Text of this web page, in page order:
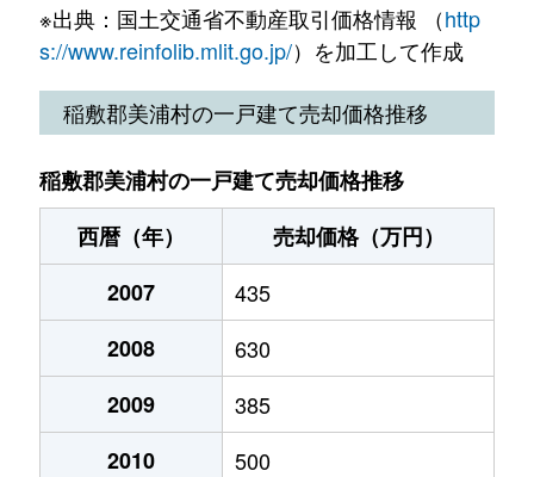
※出典：国土交通省不動産取引価格情報 （http
s://www.reinfolib.mlit.go.jp/）を加工して作成
稲敷郡美浦村の一戸建て売却価格推移
稲敷郡美浦村の一戸建て売却価格推移
西暦（年）
売却価格（万円）
2007
435
2008
630
2009
385
2010
500